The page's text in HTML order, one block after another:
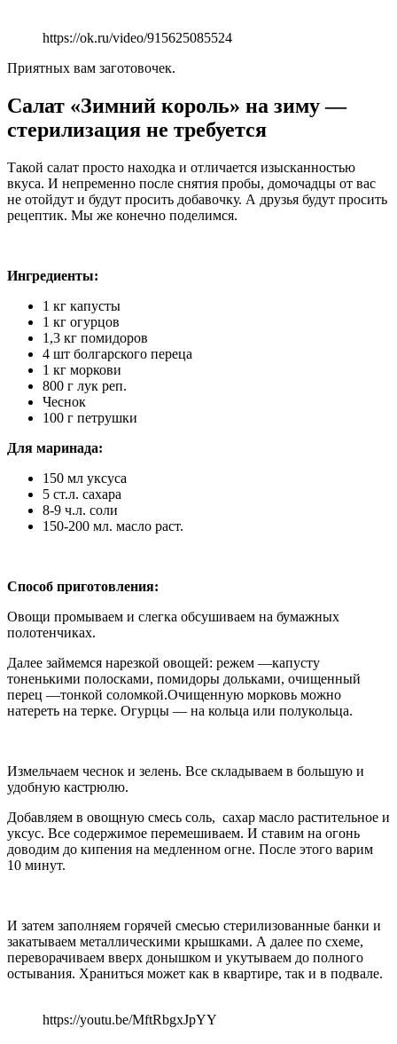
https://ok.ru/video/915625085524
Приятных вам заготовочек.
Салат «Зимний король» на зиму —
стерилизация не требуется
Такой салат просто находка и отличается изысканностью
вкуса. И непременно после снятия пробы, домочадцы от вас
не отойдут и будут просить добавочку. А друзья будут просить
рецептик. Мы же конечно поделимся.
Ингредиенты:
1 кг капусты
1 кг огурцов
1,3 кг помидоров
4 шт болгарского переца
1 кг моркови
800 г лук реп.
Чеснок
100 г петрушки
Для маринада:
150 мл уксуса
5 ст.л. сахара
8-9 ч.л. соли
150-200 мл. масло раст.
Способ приготовления:
Овощи промываем и слегка обсушиваем на бумажных
полотенчиках.
Далее займемся нарезкой овощей: режем —капусту
тоненькими полосками, помидоры дольками, очищенный
перец —тонкой соломкой.Очищенную морковь можно
натереть на терке. Огурцы — на кольца или полукольца.
Измельчаем чеснок и зелень. Все складываем в большую и
удобную кастрюлю.
Добавляем в овощную смесь соль, сахар масло растительное и
уксус. Все содержимое перемешиваем. И ставим на огонь
доводим до кипения на медленном огне. После этого варим
10 минут.
И затем заполняем горячей смесью стерилизованные банки и
закатываем металлическими крышками. А далее по схеме,
переворачиваем вверх донышком и укутываем до полного
остывания. Храниться может как в квартире, так и в подвале.
https://youtu.be/MftRbgxJpYY